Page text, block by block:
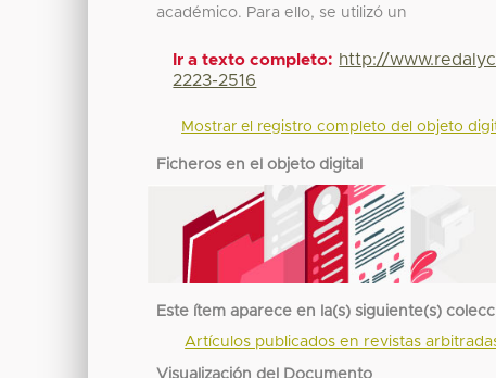
académico. Para ello, se utilizó un
Ir a texto completo: http://
2223-2516
Mostrar el registro completo del objeto
Ficheros en el objeto digital
Este ítem aparece en la(s) siguiente(s)
Artículos publicados en revistas
Visualización del Documento